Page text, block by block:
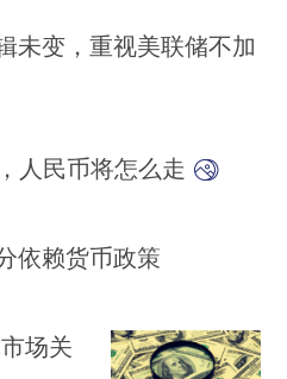
未变，重视美联储不加
人民币将怎么走
依赖货币政策
场关